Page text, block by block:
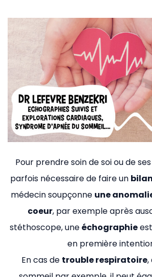
Pour prendre soin de soi ou de
parfois nécessaire de faire un
médecin soupçonne une
coeur, par exemple après
stéthoscope, uneéchographie
en première
En cas de trouble respiratoire,